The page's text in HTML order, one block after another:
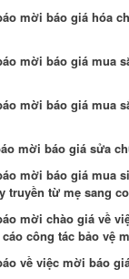
mời báo giá hóa
mời báo giá mua
mời báo giá mua
mời báo giá sửa
mời báo giá mua
từ mẹ sang
mời chào giá về
công tác bảo vệ
về việc mời báo